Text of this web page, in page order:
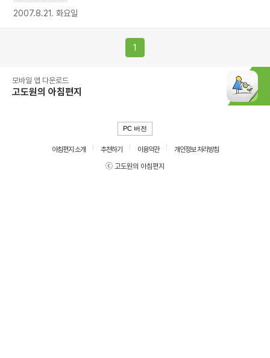
2007.8.21. 화요일
1
모바일 앱 다운로드
고도원의 아침편지
PC 버전
아침편지 소개 추천하기 이용약관
개인정보 처리방침
ⓒ 고도원의 아침편지